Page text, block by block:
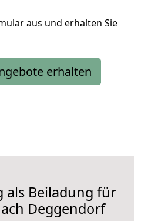
aus und erhalten Sie
erhalten
als Beiladung für
Deggendorf